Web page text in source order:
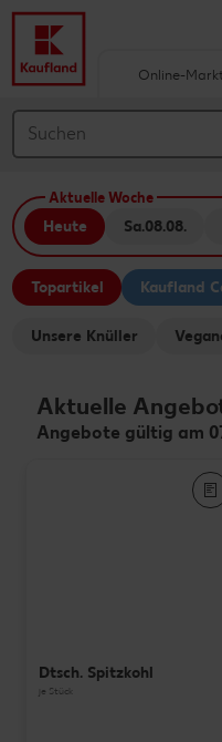
Hauptinhalt
Footer
Schwebender
Online-
Aktuelle Woche
Heute Sa.08.08.
Topartikel Kaufland
Unsere Knüller
Aktuelle
Angebote gültig am
Dtsch. Spitzkohl
je Stück